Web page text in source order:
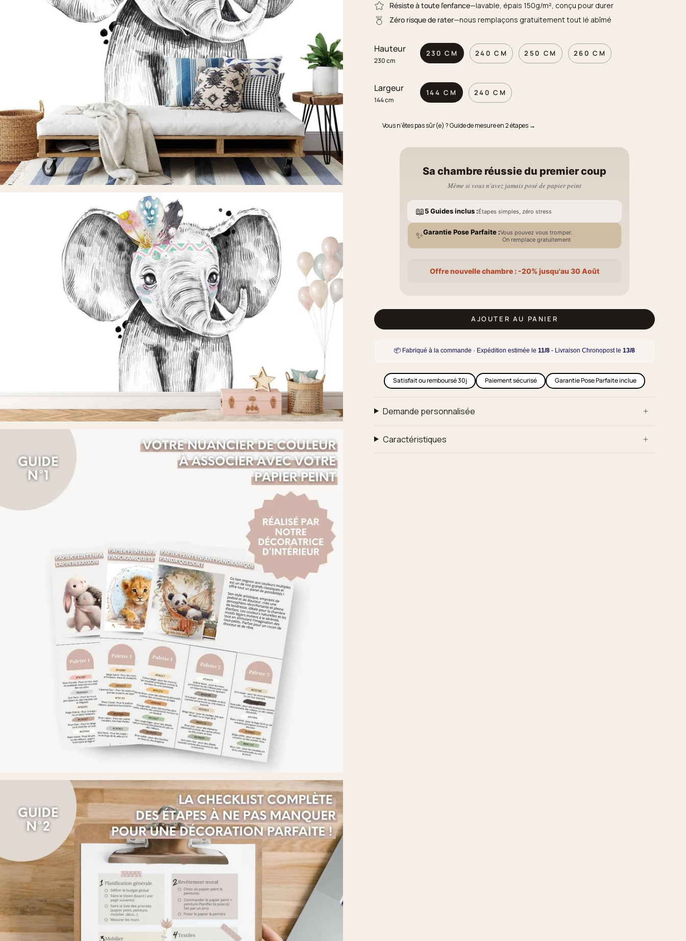
Résiste à toute l'enfance—lavable, épais 150g/m², conçu pour durer
Zéro risque de rater—nous remplaçons gratuitement tout lé abîmé
Hauteur
230 cm
230 CM 240 CM 250 CM 260 CM
Largeur
144 cm
144 CM 240 CM
Vous n'êtes pas sûr(e) ? Guide de mesure en 2 étapes →
Sa chambre réussie du premier coup
Même si vous n'avez jamais posé de papier peint
📖5 Guides inclus :Étapes simples, zéro stress
✨Garantie Pose Parfaite :Vous pouvez vous tromper.
On remplace gratuitement
Offre nouvelle chambre : -20% jusqu'au 30 Août
AJOUTER AU PANIER
📦 Fabriqué à la commande · Expédition estimée le 11/8 - Livraison Chronopost le 13/8
Satisfait ou remboursé 30j Paiement sécurisé Garantie Pose Parfaite inclue
Demande personnalisée
Caractéristiques